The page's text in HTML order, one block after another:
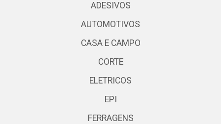
ADESIVOS
AUTOMOTIVOS
CASA E CAMPO
CORTE
ELETRICOS
EPI
FERRAGENS